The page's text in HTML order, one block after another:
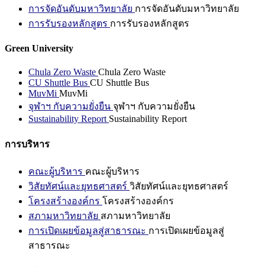
การจัดอันดับมหาวิทยาลัย การจัดอันดับมหาวิทยาลัย
การรับรองหลักสูตร การรับรองหลักสูตร
Green University
Chula Zero Waste Chula Zero Waste
CU Shuttle Bus CU Shuttle Bus
MuvMi MuvMi
จุฬาฯ กับความยั่งยืน จุฬาฯ กับความยั่งยืน
Sustainability Report Sustainability Report
การบริหาร
คณะผู้บริหาร คณะผู้บริหาร
วิสัยทัศน์และยุทธศาสตร์ วิสัยทัศน์และยุทธศาสตร์
โครงสร้างองค์กร โครงสร้างองค์กร
สภามหาวิทยาลัย สภามหาวิทยาลัย
การเปิดเผยข้อมูลสู่สาธารณะ การเปิดเผยข้อมูลสู่
สาธารณะ